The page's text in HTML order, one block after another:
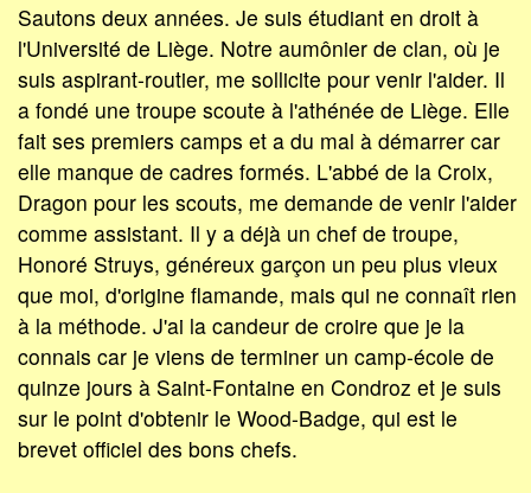
Sautons deux années. Je suis étudiant en droit à
l'Université de Liège. Notre aumônier de clan, où je
suis aspirant-routier, me sollicite pour venir l'aider. Il
a fondé une troupe scoute à l'athénée de Liège. Elle
fait ses premiers camps et a du mal à démarrer car
elle manque de cadres formés. L'abbé de la Croix,
Dragon pour les scouts, me demande de venir l'aider
comme assistant. Il y a déjà un chef de troupe,
Honoré Struys, généreux garçon un peu plus vieux
que moi, d'origine flamande, mais qui ne connaît rien
à la méthode. J'ai la candeur de croire que je la
connais car je viens de terminer un camp-école de
quinze jours à Saint-Fontaine en Condroz et je suis
sur le point d'obtenir le Wood-Badge, qui est le
brevet officiel des bons chefs.